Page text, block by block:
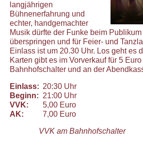
langjährigen
Bühnenerfahrung und
echter, handgemachter
Musik dürfte der Funke beim Publikum
überspringen und für Feier- und
Einlass ist um 20.30 Uhr. Los geht es
Karten gibt es im Vorverkauf für 5
Bahnhofschalter und an der
Einlass: 20:30 Uhr
Beginn: 21:00 Uhr
VVK:
5,00 Euro
AK:
7,00 Euro
VVK am Bahnhofschalter